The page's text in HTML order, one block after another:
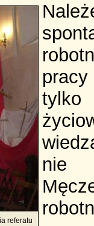
referatu
tylko
nie